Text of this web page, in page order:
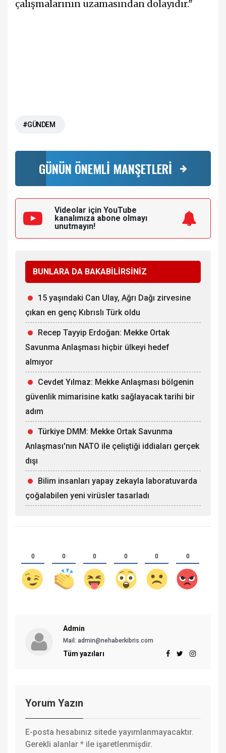
çalışmalarının uzamasından dolayıdır."
#GÜNDEM
GÜNÜN ÖNEMLİ MANŞETLERİ
Videolar için YouTube
kanalımıza abone olmayı
unutmayın!
BUNLARA DA BAKABİLİRSİNİZ
15 yaşındaki Can Ulay, Ağrı Dağı zirvesine
çıkan en genç Kıbrıslı Türk oldu
Recep Tayyip Erdoğan: Mekke Ortak
Savunma Anlaşması hiçbir ülkeyi hedef
almıyor
Cevdet Yılmaz: Mekke Anlaşması bölgenin
güvenlik mimarisine katkı sağlayacak tarihi bir
adım
Türkiye DMM: Mekke Ortak Savunma
Anlaşması'nın NATO ile çeliştiği iddiaları gerçek
dışı
Bilim insanları yapay zekayla laboratuvarda
çoğalabilen yeni virüsler tasarladı
0 0 0 0 0 0
Admin
Mail: admin@nehaberkibris.com
Tüm yazıları
Yorum Yazın
E-posta hesabınız sitede yayımlanmayacaktır.
Gerekli alanlar * ile işaretlenmişdir.